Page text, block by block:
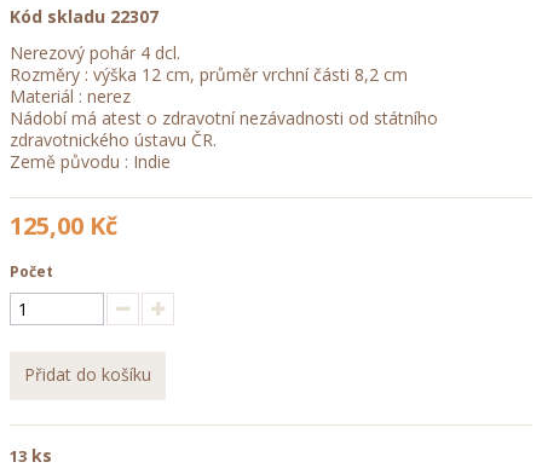
Kód skladu 22307
Nerezový pohár 4 dcl.
Rozměry : výška 12 cm, průměr vrchní části 8,2 cm
Materiál : nerez
Nádobí má atest o zdravotní nezávadnosti od státního
zdravotnického ústavu ČR.
Země původu : Indie
125,00 Kč
Počet
Přidat do košíku
13 ks